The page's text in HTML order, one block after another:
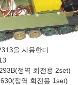
을 사용한다.
정역 회전용 2set)
정역 회전용 1set)